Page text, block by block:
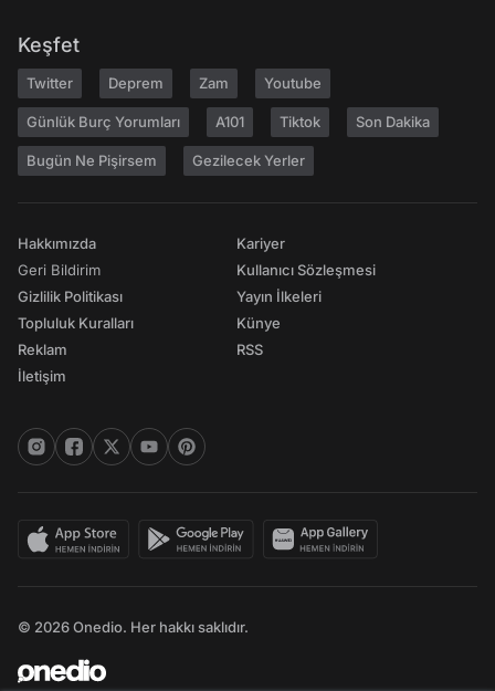
Keşfet
Twitter Deprem Zam Youtube
Günlük Burç Yorumları A101 Tiktok Son Dakika
Bugün Ne Pişirsem Gezilecek Yerler
Hakkımızda
Geri Bildirim
Gizlilik Politikası
Topluluk Kuralları
Reklam
İletişim
Kariyer
Kullanıcı Sözleşmesi
Yayın İlkeleri
Künye
RSS
© 2026 Onedio. Her hakkı saklıdır.